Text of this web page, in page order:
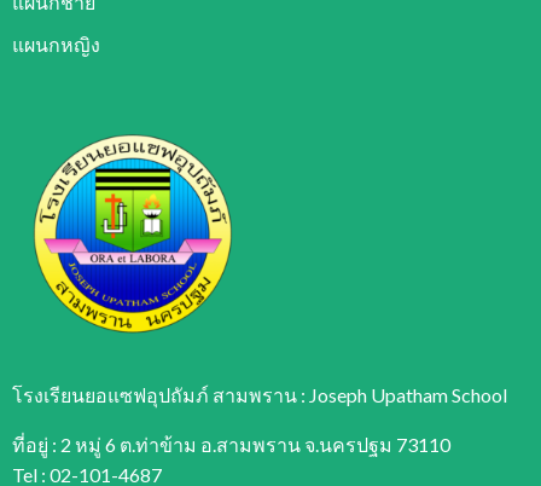
แผนกหญิง
โรงเรียนยอแซฟอุปถัมภ์ สามพราน : Joseph Upatham School
ที่อยู่ : 2 หมู่ 6 ต.ท่าข้าม อ.สามพราน จ.นครปฐม 73110
Tel : 02-101-4687